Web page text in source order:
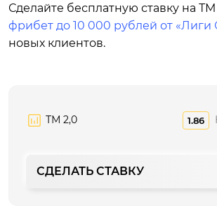
Сделайте бесплатную ставку на ТМ
фрибет до 10 000 рублей от «Лиги
новых клиентов.
ТМ 2,0 1.86
СДЕЛАТЬ СТАВКУ